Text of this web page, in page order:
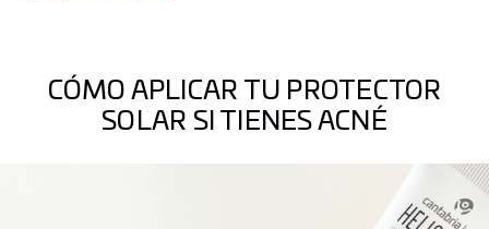
CÓMO APLICAR TU PROTECTOR
SOLAR SI TIENES ACNÉ